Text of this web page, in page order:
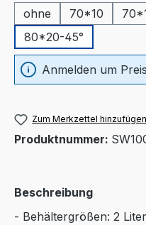
ohne
70*10
80*20-45°
Anmelden um
Zum Merkzettel hinzufügen
Produktnummer:
Beschreibung
- Behältergrößen: 2